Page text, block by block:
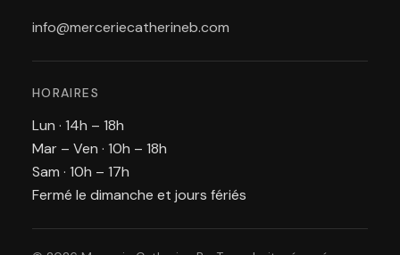
info@merceriecatherineb.com
HORAIRES
Lun · 14h – 18h
Mar – Ven · 10h – 18h
Sam · 10h – 17h
Fermé le dimanche et jours fériés